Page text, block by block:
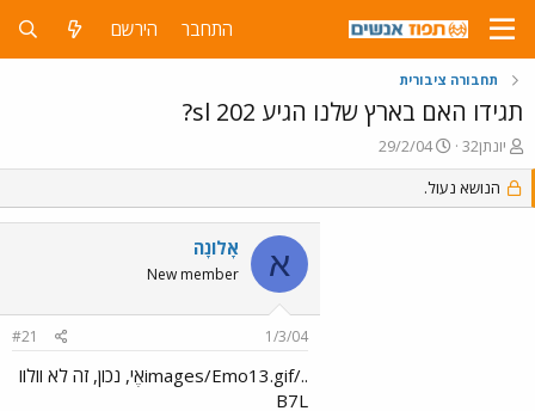
התחבר הירשם
תחבורה ציבורית
תגידו האם בארץ שלנו הגיע sl 202?
פ
ו
ת
ח
יונתן32
פ
ו
ר
ס
29/2/04
הנושא נעול.
א אָלוֹנָה
New member
1/3/04
#21
../images/Emo13.gifאֶי, נכון, זה לא וולוו
B7L